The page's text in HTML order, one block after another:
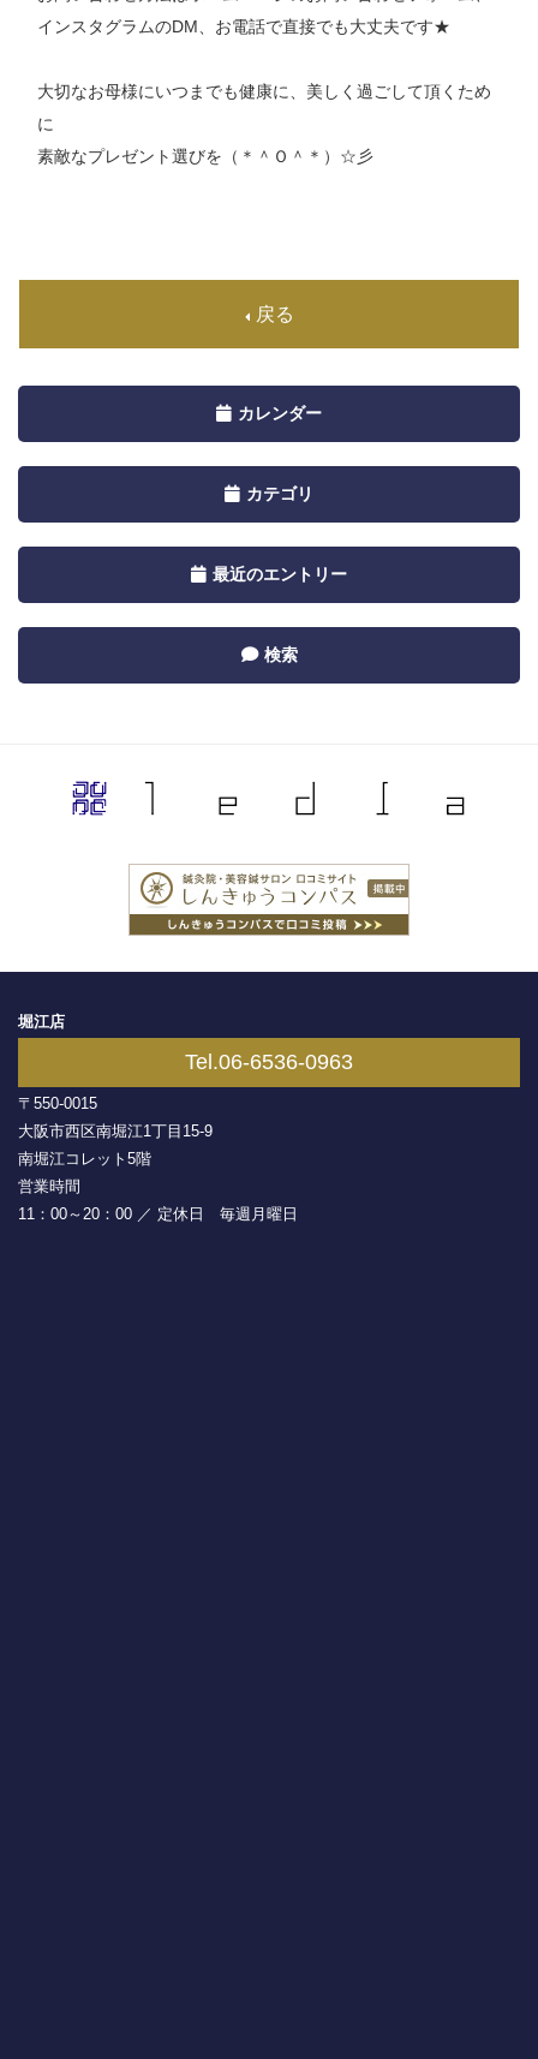
インスタグラムのDM、お電話で直接でも大丈夫です★
大切なお母様にいつまでも健康に、美しく過ごして頂くため
に
素敵なプレゼント選びを（＊＾Ｏ＾＊）☆彡
戻る
Toggle
navigation
カレンダー
Toggle
navigation
カテゴリ
Toggle
navigation
最近のエントリー
Toggle
navigation
検索
堀江店
Tel.06-6536-0963
〒550-0015
大阪市西区南堀江1丁目15-9
南堀江コレット5階
営業時間
11：00～20：00 ／ 定休日 毎週月曜日